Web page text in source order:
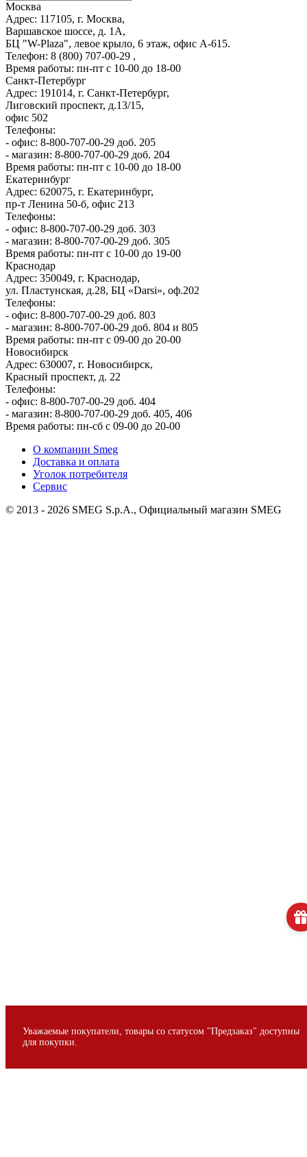
Уважаемые покупатели, товары со статусом "Предзаказ" доступны
для покупки.
Москва
Адрес: 117105, г. Москва,
Варшавское шоссе, д. 1А,
БЦ "W-Plaza", левое крыло, 6 этаж, офис А-615.
Телефон: 8 (800) 707-00-29 ,
Время работы: пн-пт с 10-00 до 18-00
Санкт-Петербург
Адрес: 191014, г. Санкт-Петербург,
Лиговский проспект, д.13/15,
офис 502
Телефоны:
- офис: 8-800-707-00-29 доб. 205
- магазин: 8-800-707-00-29 доб. 204
Время работы: пн-пт с 10-00 до 18-00
Екатеринбург
Адрес: 620075, г. Екатеринбург,
пр-т Ленина 50-б, офис 213
Телефоны:
- офис: 8-800-707-00-29 доб. 303
- магазин: 8-800-707-00-29 доб. 305
Время работы: пн-пт с 10-00 до 19-00
Краснодар
Адрес: 350049, г. Краснодар,
ул. Пластунская, д.28, БЦ «Darsi», оф.202
Телефоны:
- офис: 8-800-707-00-29 доб. 803
- магазин: 8-800-707-00-29 доб. 804 и 805
Время работы: пн-пт с 09-00 до 20-00
Новосибирск
Адрес: 630007, г. Новосибирск,
Красный проспект, д. 22
Телефоны:
- офис: 8-800-707-00-29 доб. 404
- магазин: 8-800-707-00-29 доб. 405, 406
Время работы: пн-сб с 09-00 до 20-00
О компании Smeg
Доставка и оплата
Уголок потребителя
Сервис
© 2013 - 2026 SMEG S.p.A., Официальный магазин SMEG